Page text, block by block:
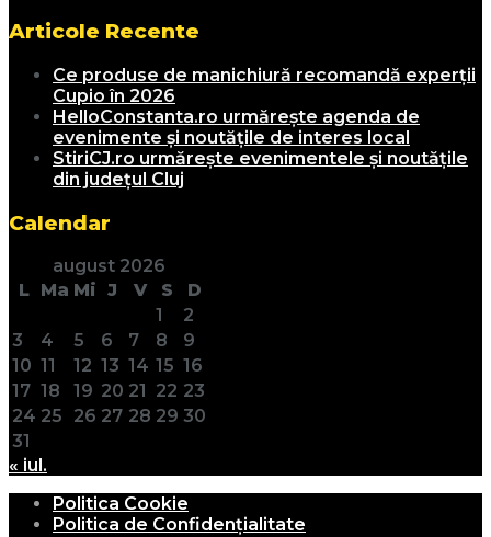
Articole Recente
Ce produse de manichiură recomandă experții
Cupio în 2026
HelloConstanta.ro urmărește agenda de
evenimente și noutățile de interes local
StiriCJ.ro urmărește evenimentele și noutățile
din județul Cluj
Calendar
august 2026
L Ma Mi J V S
D
1
2
3
4 5 6 7 8
9
10 11 12 13 14 15 16
17 18 19 20 21 22 23
24 25 26 27 28 29 30
31
« iul.
Politica Cookie
Politica de Confidențialitate